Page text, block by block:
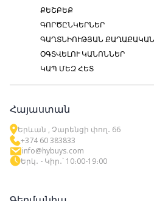
ՔԵՇԲԵՔ
ԳՈՐԾԸՆԿԵՐՆԵՐ
ԳԱՂՏՆԻՈՒԹՅԱՆ
ՕԳՏՎԵԼՈՒ ԿԱՆՈՆՆԵՐ
ԿԱՊ ՄԵԶ ՀԵՏ
Հայաստան
Երևան , Չարենցի փող․ 66
+374 60 383833
info@hybuys.com
Երկ․ - Կիր․՝ 10։00-19։00